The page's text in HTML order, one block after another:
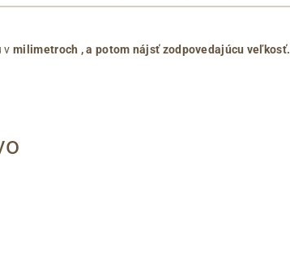
vmilimetroch , a potom nájsť zodpovedajúcu veľkosť.